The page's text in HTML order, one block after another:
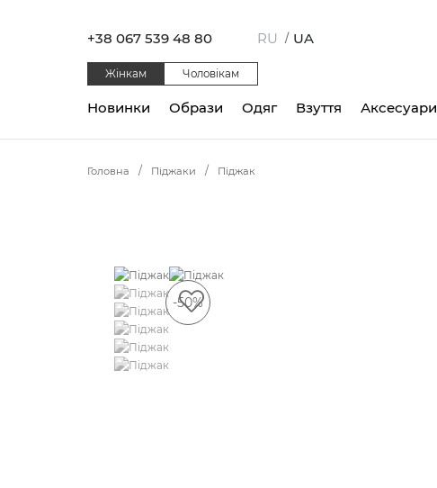
+38 067 539 48 80 RU / UA
Жінкам Чоловікам
Одяг Взуття Аксесуари
Новинки Образи
Головна Піджаки Піджак
-50%